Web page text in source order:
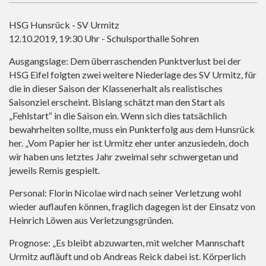
HSG Hunsrück - SV Urmitz
12.10.2019, 19:30 Uhr - Schulsporthalle Sohren
Ausgangslage: Dem überraschenden Punktverlust bei der
HSG Eifel folgten zwei weitere Niederlage des SV Urmitz, für
die in dieser Saison der Klassenerhalt als realistisches
Saisonziel erscheint. Bislang schätzt man den Start als
„Fehlstart“ in die Saison ein. Wenn sich dies tatsächlich
bewahrheiten sollte, muss ein Punkterfolg aus dem Hunsrück
her. „Vom Papier her ist Urmitz eher unter anzusiedeln, doch
wir haben uns letztes Jahr zweimal sehr schwergetan und
jeweils Remis gespielt.
Personal: Florin Nicolae wird nach seiner Verletzung wohl
wieder auflaufen können, fraglich dagegen ist der Einsatz von
Heinrich Löwen aus Verletzungsgründen.
Prognose: „Es bleibt abzuwarten, mit welcher Mannschaft
Urmitz aufläuft und ob Andreas Reick dabei ist. Körperlich